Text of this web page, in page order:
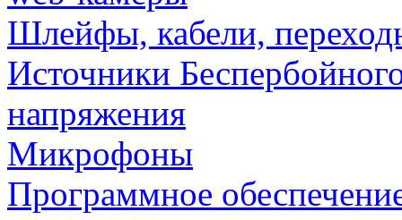
Шлейфы, кабели,
Источники
напряжения
Микрофоны
Программное